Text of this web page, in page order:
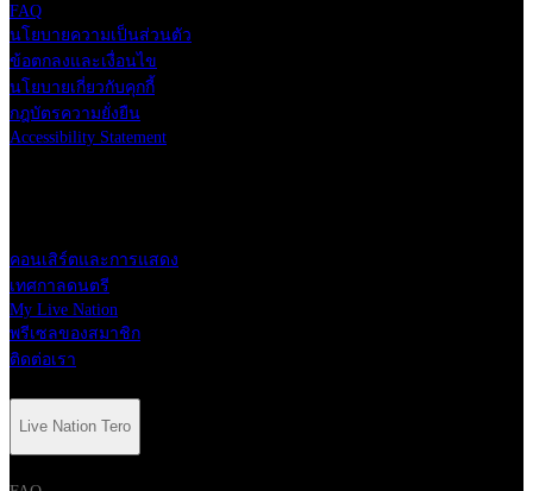
FAQ
นโยบายความเป็นส่วนตัว
ข้อตกลงและเงื่อนไข
นโยบายเกี่ยวกับคุกกี้
กฎบัตรความยั่งยืน
Accessibility Statement
คอนเสิร์ตและการแสดง
เทศกาลดนตรี
My Live Nation
พรีเซลของสมาชิก
ติดต่อเรา
Live Nation Tero